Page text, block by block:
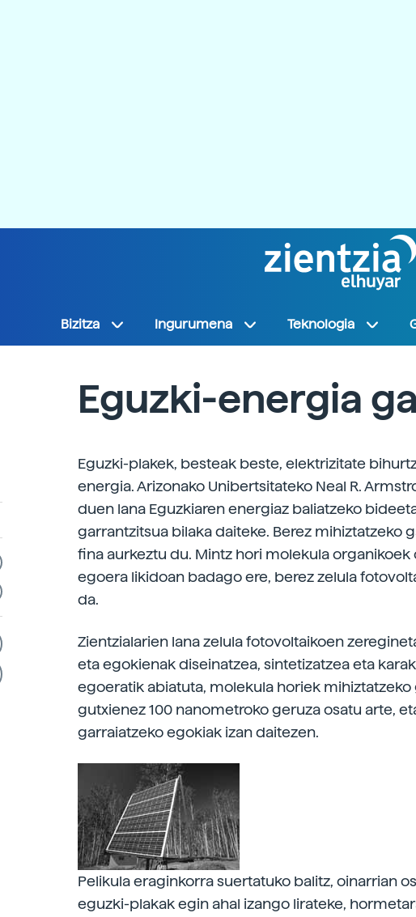
Bizitza Ingurumena Teknologia
Eguzki-energia
Eguzki-plakek, besteak beste, elektrizitate
energia. Arizonako Unibertsitateko Neal R.
duen lana Eguzkiaren energiaz baliatzeko
garrantzitsua bilaka daiteke. Berez mihiztatzeko
fina aurkeztu du. Mintz hori molekula organikoek
egoera likidoan badago ere, berez zelula
da.
Zientzialarien lana zelula fotovoltaikoen
eta egokienak diseinatzea, sintetizatzea eta
egoeratik abiatuta, molekula horiek mihiztatzeko
gutxienez 100 nanometroko geruza osatu arte,
garraiatzeko egokiak izan daitezen.
Pelikula eraginkorra suertatuko balitz, oinarrian
eguzki-plakak egin ahal izango lirateke,